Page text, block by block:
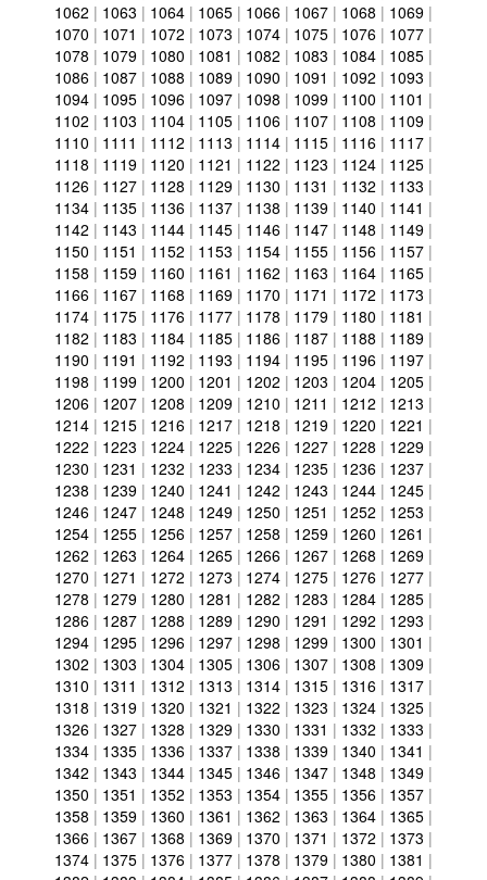
1062 | 1063 | 1064 | 1065 | 1066 | 1067 | 1068 | 1069 |
1070 | 1071 | 1072 | 1073 | 1074 | 1075 | 1076 | 1077 |
1078 | 1079 | 1080 | 1081 | 1082 | 1083 | 1084 | 1085 |
1086 | 1087 | 1088 | 1089 | 1090 | 1091 | 1092 | 1093 |
1094 | 1095 | 1096 | 1097 | 1098 | 1099 | 1100 | 1101 |
1102 | 1103 | 1104 | 1105 | 1106 | 1107 | 1108 | 1109 |
1110 | 1111 | 1112 | 1113 | 1114 | 1115 | 1116 | 1117 |
1118 | 1119 | 1120 | 1121 | 1122 | 1123 | 1124 | 1125 |
1126 | 1127 | 1128 | 1129 | 1130 | 1131 | 1132 | 1133 |
1134 | 1135 | 1136 | 1137 | 1138 | 1139 | 1140 | 1141 |
1142 | 1143 | 1144 | 1145 | 1146 | 1147 | 1148 | 1149 |
1150 | 1151 | 1152 | 1153 | 1154 | 1155 | 1156 | 1157 |
1158 | 1159 | 1160 | 1161 | 1162 | 1163 | 1164 | 1165 |
1166 | 1167 | 1168 | 1169 | 1170 | 1171 | 1172 | 1173 |
1174 | 1175 | 1176 | 1177 | 1178 | 1179 | 1180 | 1181 |
1182 | 1183 | 1184 | 1185 | 1186 | 1187 | 1188 | 1189 |
1190 | 1191 | 1192 | 1193 | 1194 | 1195 | 1196 | 1197 |
1198 | 1199 | 1200 | 1201 | 1202 | 1203 | 1204 | 1205 |
1206 | 1207 | 1208 | 1209 | 1210 | 1211 | 1212 | 1213 |
1214 | 1215 | 1216 | 1217 | 1218 | 1219 | 1220 | 1221 |
1222 | 1223 | 1224 | 1225 | 1226 | 1227 | 1228 | 1229 |
1230 | 1231 | 1232 | 1233 | 1234 | 1235 | 1236 | 1237 |
1238 | 1239 | 1240 | 1241 | 1242 | 1243 | 1244 | 1245 |
1246 | 1247 | 1248 | 1249 | 1250 | 1251 | 1252 | 1253 |
1254 | 1255 | 1256 | 1257 | 1258 | 1259 | 1260 | 1261 |
1262 | 1263 | 1264 | 1265 | 1266 | 1267 | 1268 | 1269 |
1270 | 1271 | 1272 | 1273 | 1274 | 1275 | 1276 | 1277 |
1278 | 1279 | 1280 | 1281 | 1282 | 1283 | 1284 | 1285 |
1286 | 1287 | 1288 | 1289 | 1290 | 1291 | 1292 | 1293 |
1294 | 1295 | 1296 | 1297 | 1298 | 1299 | 1300 | 1301 |
1302 | 1303 | 1304 | 1305 | 1306 | 1307 | 1308 | 1309 |
1310 | 1311 | 1312 | 1313 | 1314 | 1315 | 1316 | 1317 |
1318 | 1319 | 1320 | 1321 | 1322 | 1323 | 1324 | 1325 |
1326 | 1327 | 1328 | 1329 | 1330 | 1331 | 1332 | 1333 |
1334 | 1335 | 1336 | 1337 | 1338 | 1339 | 1340 | 1341 |
1342 | 1343 | 1344 | 1345 | 1346 | 1347 | 1348 | 1349 |
1350 | 1351 | 1352 | 1353 | 1354 | 1355 | 1356 | 1357 |
1358 | 1359 | 1360 | 1361 | 1362 | 1363 | 1364 | 1365 |
1366 | 1367 | 1368 | 1369 | 1370 | 1371 | 1372 | 1373 |
1374 | 1375 | 1376 | 1377 | 1378 | 1379 | 1380 | 1381 |